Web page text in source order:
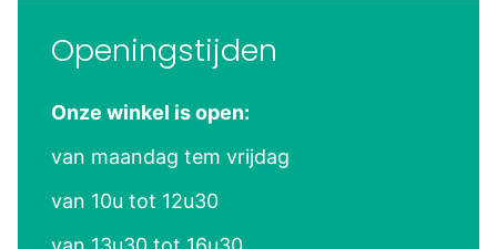
Openingstijden
Onze winkel is open:
van maandag tem vrijdag
van 10u tot 12u30